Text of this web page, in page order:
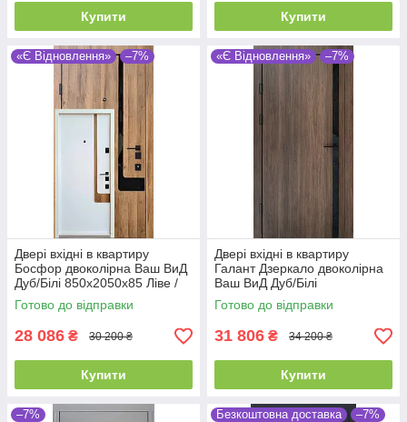
Купити Купити
«Є Відновлення» –7%
Двері вхідні в квартиру
Босфор двоколірна Ваш ВиД
Дуб/Білі 850х2050х85 Ліве /
Праве
Готово до відправки
28 086 ₴ 30 200 ₴
Купити
«Є Відновлення» –7%
Двері вхідні в квартиру
Галант Дзеркало двоколірна
Ваш ВиД Дуб/Білі
850х2050х85 Ліве /Праве
Готово до відправки
31 806 ₴ 34 200 ₴
Купити
–7% Безкоштовна доставка –7%